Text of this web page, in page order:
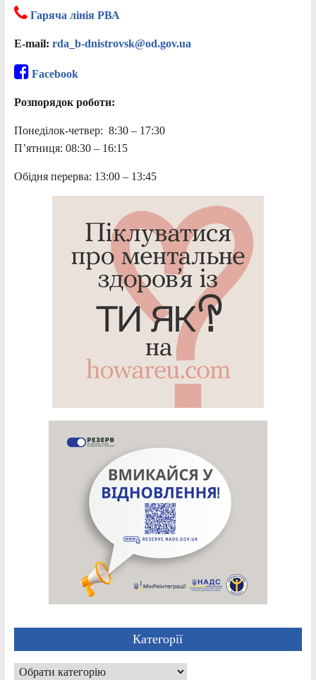
Гаряча лінія РВА
E-mail: rda_b-dnistrovsk@od.gov.ua
Facebook
Розпорядок роботи:
Понеділок-четвер: 8:30 – 17:30
П’ятниця: 08:30 – 16:15
Обідня перерва: 13:00 – 13:45
Категорії
Категорії